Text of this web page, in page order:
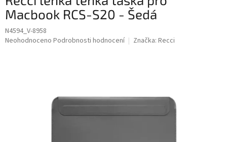
Macbook RCS-S20 - Šedá
N4594_V-8958
Průměrné
Neohodnoceno Podrobnosti hodnocení Značka: Recci